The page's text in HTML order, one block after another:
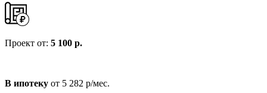
Проект от: 5 100 р.
В ипотеку от 5 282 р/мес.